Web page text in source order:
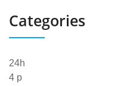
Categories
24h
4 p